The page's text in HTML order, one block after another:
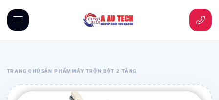
TRANG CHỦ SẢN PHẨM MÁY TRỘN BỘT 2 TẦNG